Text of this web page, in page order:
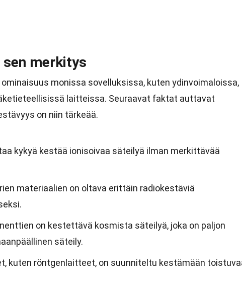
sen merkitys
monissa sovelluksissa, kuten ydinvoimaloissa,
laitteissa. Seuraavat faktat auttavat
on niin tärkeää.
kykyä kestää ionisoivaa säteilyä ilman merkittävää
materiaalien on oltava erittäin radiokestäviä
on kestettävä kosmista säteilyä, joka on paljon
säteily.
kuten röntgenlaitteet, on suunniteltu kestämään